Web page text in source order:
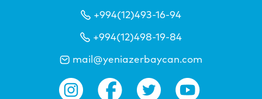
+994(12)493-16-94
+994(12)498-19-84
mail@yeniazerbaycan.com